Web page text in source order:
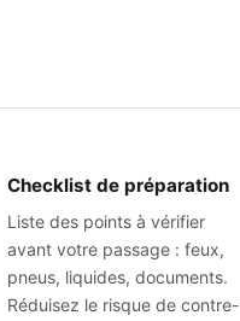
Checklist de préparation
Liste des points à vérifier
avant votre passage : feux,
pneus, liquides, documents.
Réduisez le risque de contre-